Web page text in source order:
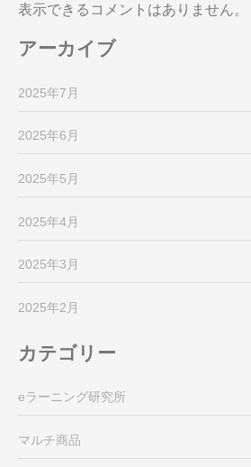
表示できるコメントはありません。
アーカイブ
2025年7月
2025年6月
2025年5月
2025年4月
2025年3月
2025年2月
カテゴリー
eラーニング研究所
マルチ商品